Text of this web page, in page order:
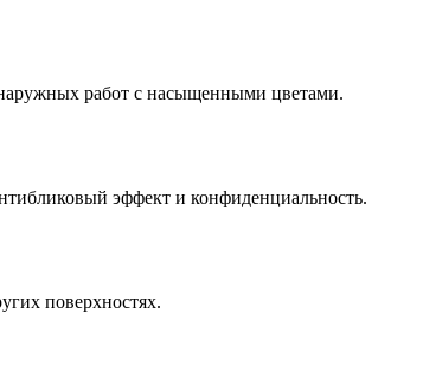
работ с насыщенными цветами.
эффект и конфиденциальность.
поверхностях.